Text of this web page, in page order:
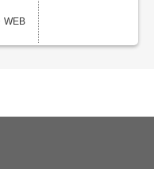
WEB